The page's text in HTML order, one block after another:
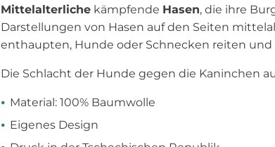
Mittelalterliche kämpfende Hasen, die ihre
Darstellungen von Hasen auf den Seiten
enthaupten, Hunde oder Schnecken reiten und
Die Schlacht der Hunde gegen die Kaninchen
Material: 100% Baumwolle
Eigenes Design